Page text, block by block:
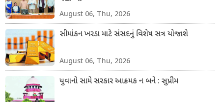
August 06, Thu, 2026
સીમાંકન ખરડા માટે સંસદનું વિશેષ સત્ર યોજાશે
August 06, Thu, 2026
યુવાનો સામે સરકાર આક્રમક ન બને : સુપ્રીમ